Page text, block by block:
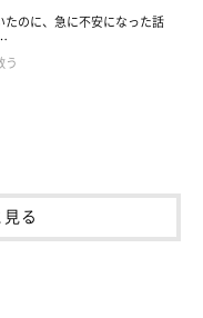
たのに、急に不安になった話
う
る